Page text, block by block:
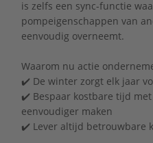
is zelfs een sync-functie
pompeigenschappen van
eenvoudig overneemt.
Waarom nu actie
✔️ De winter zorgt elk jaar
✔️ Bespaar kostbare tijd
eenvoudiger maken
✔️ Lever altijd betrouwbare